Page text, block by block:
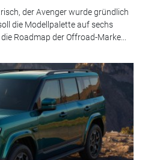
der Avenger wurde gründlich
die Modellpalette auf sechs
Roadmap der Offroad-Marke...